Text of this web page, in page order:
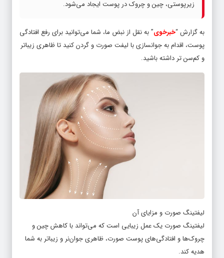
زیرپوستی، چین و چروک در پوست ایجاد می‌شود.
به گزارش “خبرخوی” به نقل از نبض ما، شما می‌توانید برای رفع افتادگی
پوست، اقدام به جوانسازی با لیفت صورت و گردن کنید تا ظاهری زیباتر
و کم‌سن تر داشته باشید.
لیفتینگ صورت و مزایای آن
لیفتینگ صورت یک عمل زیبایی است که می‌تواند با کاهش چین و
چروک‌ها و افتادگی‌های پوست صورت، ظاهری جوان‌نر و زیباتر به شما
هدیه کند.